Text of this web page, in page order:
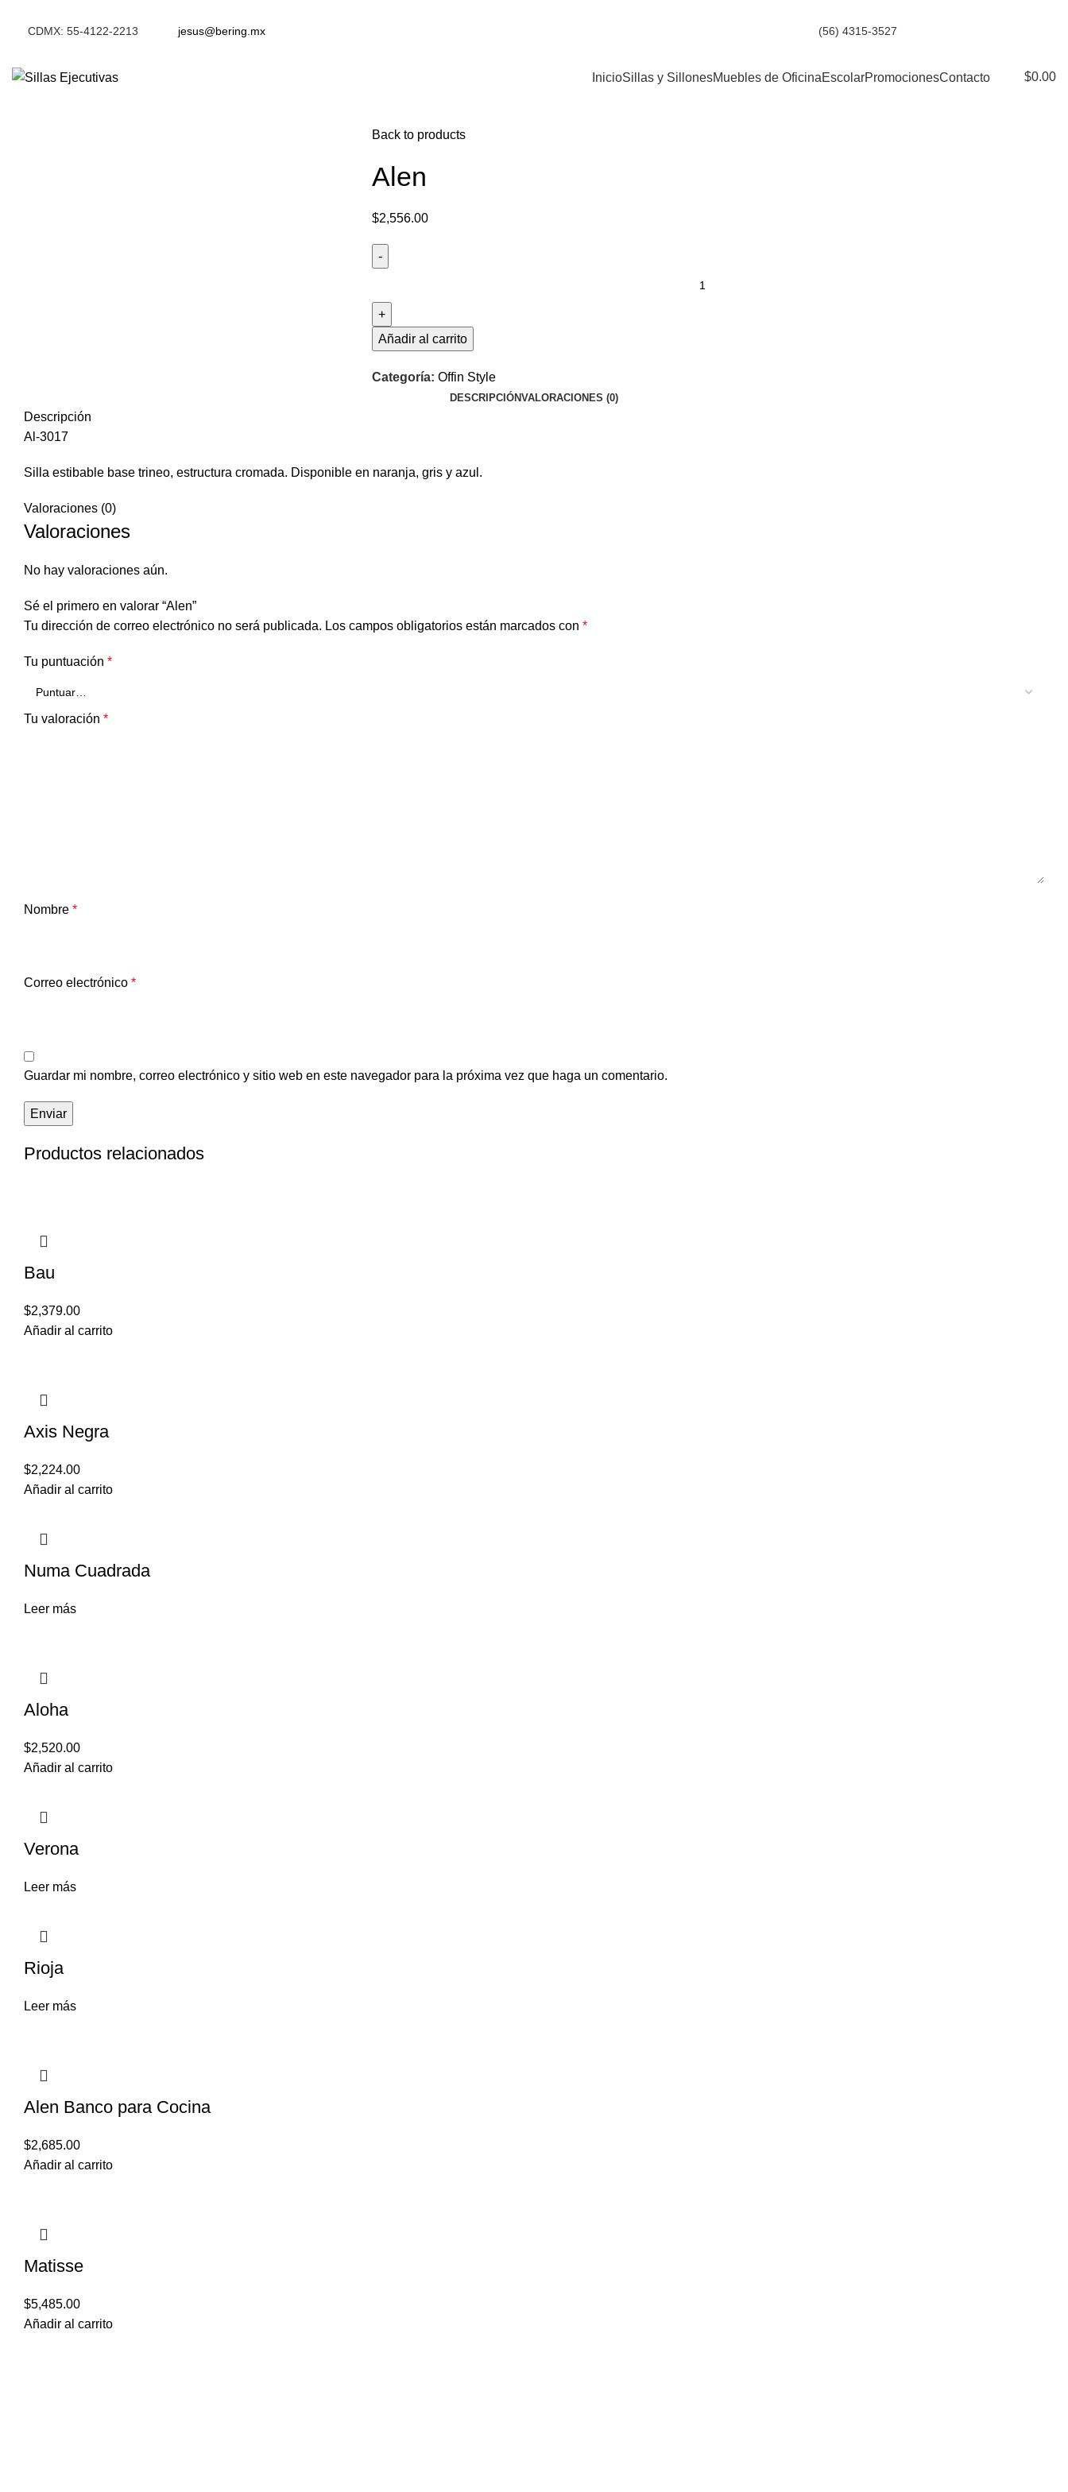
CDMX: 55-4122-2213 jesus@bering.mx (56) 4315-3527
InicioSillas y SillonesMuebles de OficinaEscolarPromocionesContacto $0.00
Back to products
Alen
$2,556.00
Añadir al carrito
Categoría: Offin Style
DESCRIPCIÓNVALORACIONES (0)
Descripción
Al-3017
Silla estibable base trineo, estructura cromada. Disponible en naranja, gris y azul.
Valoraciones (0)
Valoraciones
No hay valoraciones aún.
Sé el primero en valorar “Alen”
Tu dirección de correo electrónico no será publicada. Los campos obligatorios están marcados con *
Tu puntuación *
Tu valoración *
Nombre *
Correo electrónico *
Guardar mi nombre, correo electrónico y sitio web en este navegador para la próxima vez que haga un comentario.
Productos relacionados
Bau
$2,379.00
Añadir al carrito
Axis Negra
$2,224.00
Añadir al carrito
Numa Cuadrada
Leer más
Aloha
$2,520.00
Añadir al carrito
Verona
Leer más
Rioja
Leer más
Alen Banco para Cocina
$2,685.00
Añadir al carrito
Matisse
$5,485.00
Añadir al carrito